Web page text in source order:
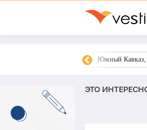
Южный Кавказ,
ЭТО